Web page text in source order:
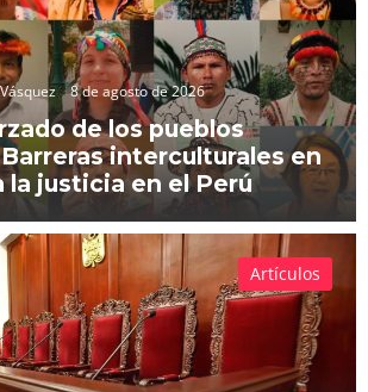
8 de agosto de 2026
de los pueblos
interculturales en
la justicia en el Perú
Artículos